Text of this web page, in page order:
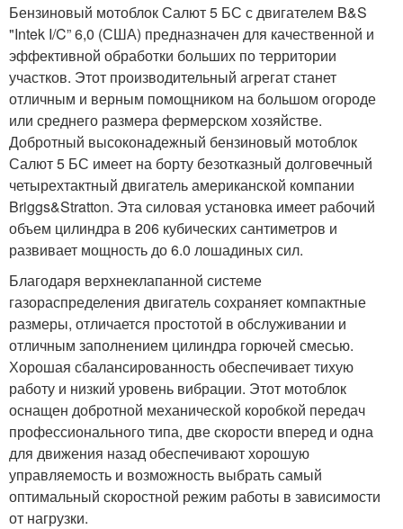
Бензиновый мотоблок Салют 5 БС с двигателем B&S
"Intek I/C” 6,0 (США) предназначен для качественной и
эффективной обработки больших по территории
участков. Этот производительный агрегат станет
отличным и верным помощником на большом огороде
или среднего размера фермерском хозяйстве.
Добротный высоконадежный бензиновый мотоблок
Салют 5 БС имеет на борту безотказный долговечный
четырехтактный двигатель американской компании
Briggs&Stratton. Эта силовая установка имеет рабочий
объем цилиндра в 206 кубических сантиметров и
развивает мощность до 6.0 лошадиных сил.
Благодаря верхнеклапанной системе
газораспределения двигатель сохраняет компактные
размеры, отличается простотой в обслуживании и
отличным заполнением цилиндра горючей смесью.
Хорошая сбалансированность обеспечивает тихую
работу и низкий уровень вибрации. Этот мотоблок
оснащен добротной механической коробкой передач
профессионального типа, две скорости вперед и одна
для движения назад обеспечивают хорошую
управляемость и возможность выбрать самый
оптимальный скоростной режим работы в зависимости
от нагрузки.